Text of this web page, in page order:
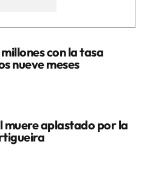
con la tasa
nueve meses
aplastado por la